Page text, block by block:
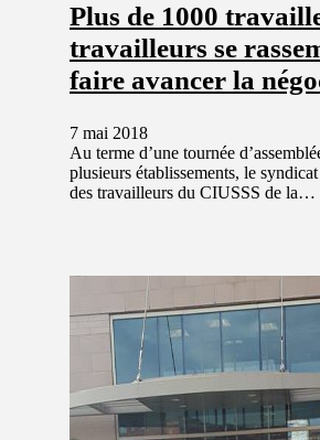
Plus de 1000
travailleurs se
faire avancer la
7 mai 2018
Au terme d’une tournée
plusieurs établissements, le
des travailleurs du CIUSSS de la…